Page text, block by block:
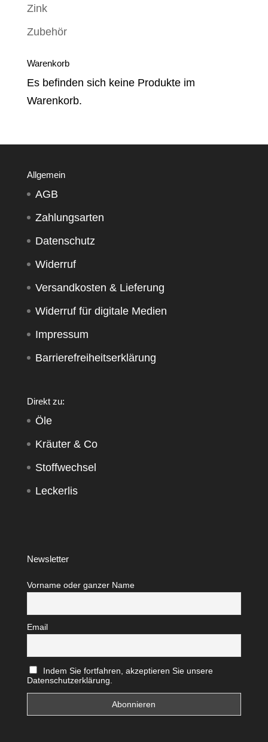
Zink
Zubehör
Warenkorb
Es befinden sich keine Produkte im
Warenkorb.
Allgemein
AGB
Zahlungsarten
Datenschutz
Widerruf
Versandkosten & Lieferung
Widerruf für digitale Medien
Impressum
Barrierefreiheitserklärung
Direkt zu:
Öle
Kräuter & Co
Stoffwechsel
Leckerlis
Newsletter
Vorname oder ganzer Name
Email
Indem Sie fortfahren, akzeptieren Sie unsere
Datenschutzerklärung.